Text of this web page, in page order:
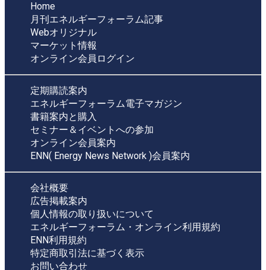
Home
月刊エネルギーフォーラム記事
Webオリジナル
マーケット情報
オンライン会員ログイン
定期購読案内
エネルギーフォーラム電子マガジン
書籍案内と購入
セミナー＆イベントへの参加
オンライン会員案内
ENN( Energy News Network )会員案内
会社概要
広告掲載案内
個人情報の取り扱いについて
エネルギーフォーラム・オンライン利用規約
ENN利用規約
特定商取引法に基づく表示
お問い合わせ